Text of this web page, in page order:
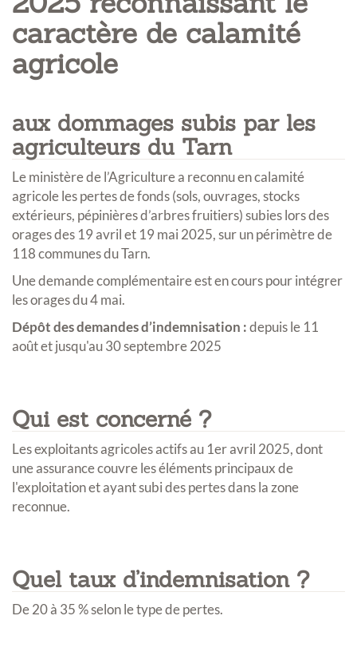
caractère de calamité
agricole
aux dommages subis par les
agriculteurs du Tarn
Le ministère de l’Agriculture a reconnu en calamité
agricole les pertes de fonds (sols, ouvrages, stocks
extérieurs, pépinières d’arbres fruitiers) subies lors des
orages des 19 avril et 19 mai 2025, sur un périmètre de
118 communes du Tarn.
Une demande complémentaire est en cours pour intégrer
les orages du 4 mai.
Dépôt des demandes d’indemnisation :depuis le 11
août et jusqu'au 30 septembre 2025
Qui est concerné ?
Les exploitants agricoles actifs au 1er avril 2025, dont
une assurance couvre les éléments principaux de
l'exploitation et ayant subi des pertes dans la zone
reconnue.
Quel taux d’indemnisation ?
De 20 à 35 % selon le type de pertes.